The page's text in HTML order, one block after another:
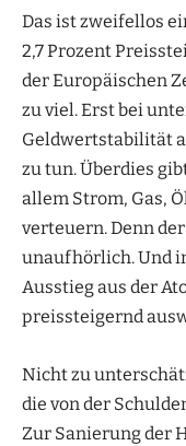
Das ist zweifellos
2,7 Prozent
der Europäischen
zu viel. Erst bei
Geldwertstabilität
zu tun. Überdies
allem Strom, Gas,
verteuern. Denn
unaufhörlich. Und
Ausstieg aus der
preissteigernd
Nicht zu
die von der
Zur Sanierung der